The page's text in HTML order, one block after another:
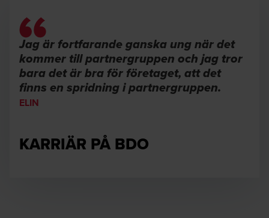
Jag är fortfarande ganska ung när det
kommer till partnergruppen och jag tror
bara det är bra för företaget, att det
finns en spridning i partnergruppen.
ELIN
KARRIÄR PÅ BDO